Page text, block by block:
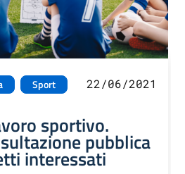
Sport 22/06/2021
sportivo.
pubblica
interessati